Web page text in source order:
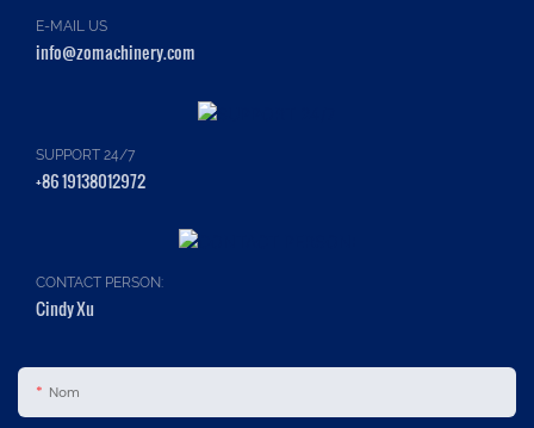
E-MAIL US
info@zomachinery.com
SUPPORT 24/7
+86 19138012972
CONTACT PERSON:
Cindy Xu
Nom